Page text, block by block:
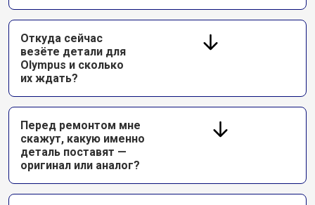
Откуда сейчас
везёте детали для
Olympus и сколько
их ждать?
Перед ремонтом мне
скажут, какую именно
деталь поставят —
оригинал или аналог?